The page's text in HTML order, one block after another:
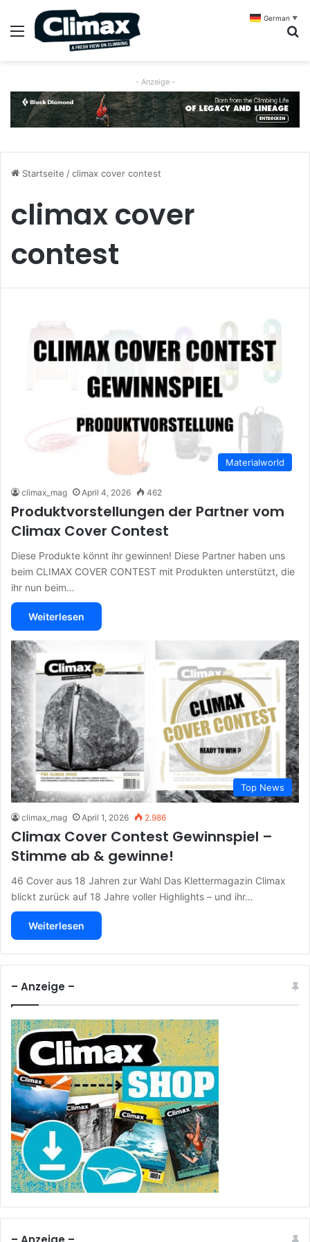
Menü
- Anzeige -
Startseite /climax cover contest
climax cover
contest
Materialworld
climax_mag April 4, 2026 462
Produktvorstellungen der Partner vom
Climax Cover Contest
Diese Produkte könnt ihr gewinnen! Diese Partner haben uns
beim CLIMAX COVER CONTEST mit Produkten unterstützt, die
ihr nun beim…
Weiterlesen
Top News
climax_mag April 1, 2026 2.986
Climax Cover Contest Gewinnspiel –
Stimme ab & gewinne!
46 Cover aus 18 Jahren zur Wahl Das Klettermagazin Climax
blickt zurück auf 18 Jahre voller Highlights – und ihr…
Weiterlesen
– Anzeige –
German ▼